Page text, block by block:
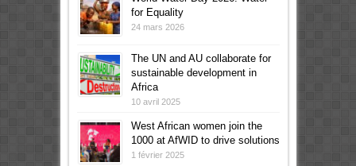
for Equality
24 mars 2026
The UN and AU collaborate for
sustainable development in
Africa
10 avril 2025
West African women join the
1000 at AfWID to drive solutions
1 février 2025